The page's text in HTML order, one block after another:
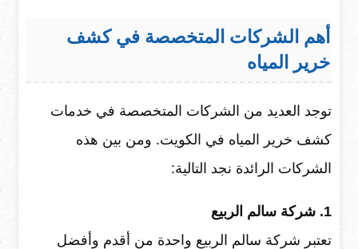
أهم الشركات المتخصصة في كشف
خرير المياه
توجد العديد من الشركات المتخصصة في خدمات
كشف خرير المياه في الكويت. ومن بين هذه
الشركات الرائدة نجد التالية:
1. شركة سالم الربيع
تعتبر شركة سالم الربيع واحدة من أقدم وأفضل